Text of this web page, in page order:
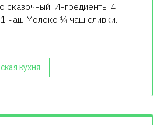
сказочный. Ингредиенты 4
чаш Молоко 1⁄4 чаш сливки…
кухня